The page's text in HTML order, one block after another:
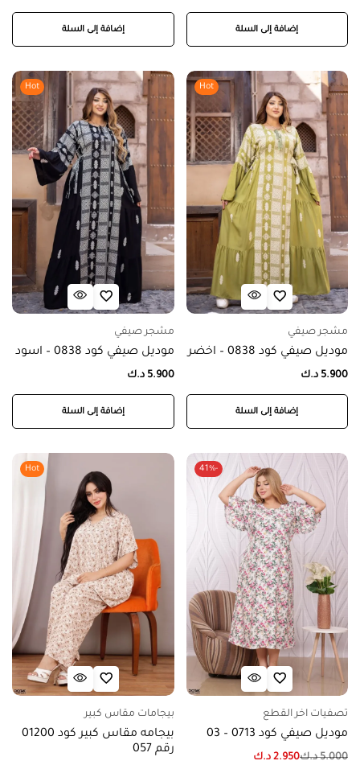
إضافة إلى السلة إضافة إلى السلة
Hot
مشجر صيفي
موديل صيفي كود 0838 – اخضر
5.900 د.ك
إضافة إلى السلة
Hot
مشجر صيفي
موديل صيفي كود 0838 – اسود
5.900 د.ك
إضافة إلى السلة
-41%
تصفيات اخر القطع
موديل صيفي كود 0713 – 03
5.000 د.ك2.950 د.ك
Hot
بيجامات مقاس كبير
بيجامه مقاس كبير كود 01200
رقم 057